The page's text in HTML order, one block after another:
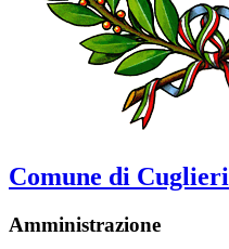
Comune di Cuglieri
Amministrazione